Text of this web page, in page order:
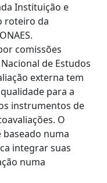
Instituição e
roteiro da
comissões
de Estudos
externa tem
para a
instrumentos de
O
baseado numa
integrar suas
numa